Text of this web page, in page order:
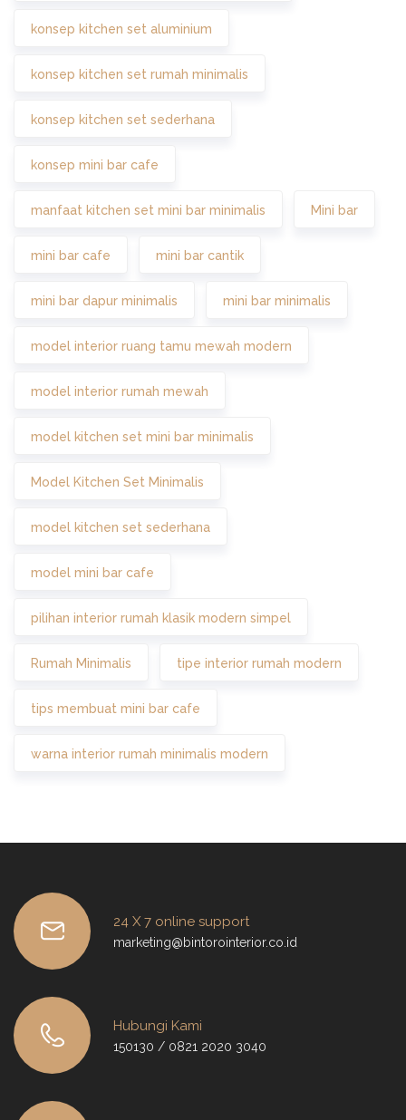
konsep kitchen set aluminium
konsep kitchen set rumah minimalis
konsep kitchen set sederhana
konsep mini bar cafe
manfaat kitchen set mini bar minimalis Mini bar
mini bar cafe mini bar cantik
mini bar dapur minimalis mini bar minimalis
model interior ruang tamu mewah modern
model interior rumah mewah
model kitchen set mini bar minimalis
Model Kitchen Set Minimalis
model kitchen set sederhana
model mini bar cafe
pilihan interior rumah klasik modern simpel
Rumah Minimalis tipe interior rumah modern
tips membuat mini bar cafe
warna interior rumah minimalis modern
24 X 7 online support
marketing@bintorointerior.co.id
Hubungi Kami
150130 / 0821 2020 3040